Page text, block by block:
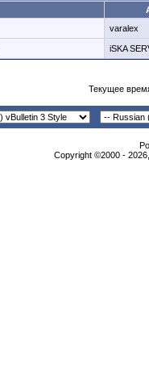
varalex
iSKA
Текущее
Copyright ©2000 -